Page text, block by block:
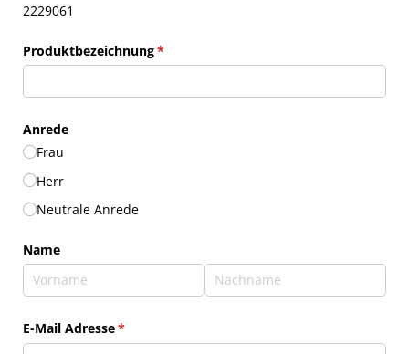
2229061
Produktbezeichnung*
(erforderlich)
Anrede
Frau
Herr
Neutrale Anrede
Name
E-Mail Adresse*
(erforderlich)